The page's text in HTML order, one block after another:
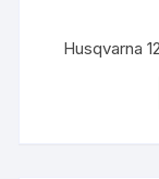
Husqvarna